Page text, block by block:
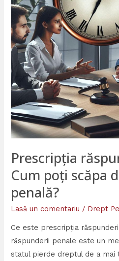
Prescripția
Cum poți scăpa
penală?
Lasă un comentariu / Drept
Ce este prescripția
răspunderii penale este un
statul pierde dreptul de a mai
scăpa
de
răspunderea
penală?